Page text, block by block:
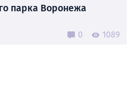
парка Воронежа
0 1089